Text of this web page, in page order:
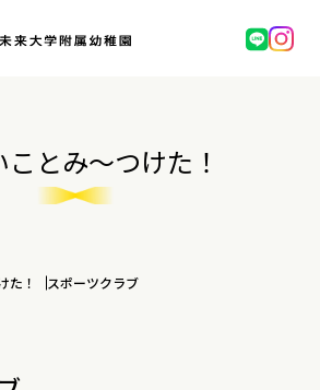
とみ～つけた！
た！ スポーツクラブ